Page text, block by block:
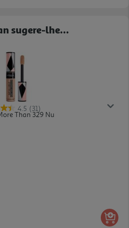
sugere-lhe...
4.5 (31)
Than 329 Nu